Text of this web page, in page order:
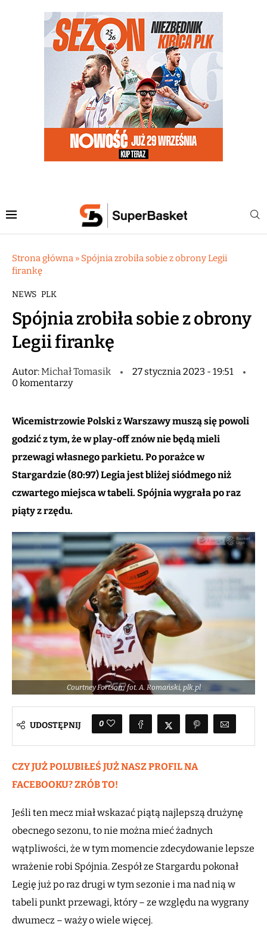
Strona główna » Spójnia zrobiła sobie z obrony Legii
firankę
NEWS PLK
Spójnia zrobiła sobie z obrony
Legii firankę
Autor:Michał Tomasik
27 stycznia 2023 - 19:51
0 komentarzy
Wicemistrzowie Polski z Warszawy muszą się powoli
godzić z tym, że w play-off znów nie będą mieli
przewagi własnego parkietu. Po porażce w
Stargardzie (80:97) Legia jest bliżej siódmego niż
czwartego miejsca w tabeli. Spójnia wygrała po raz
piąty z rzędu.
Courtney Fortson / fot. A. Romański, plk.pl
UDOSTĘPNIJ 0
CZY JUŻ POLUBIŁEŚ JUŻ NASZ PROFIL NA
FACEBOOKU? ZRÓB TO!
Jeśli ten mecz miał wskazać piątą najlepszą drużynę
obecnego sezonu, to nie można mieć żadnych
wątpliwości, że w tym momencie zdecydowanie lepsze
wrażenie robi Spójnia. Zespół ze Stargardu pokonał
Legię już po raz drugi w tym sezonie i ma nad nią w
tabeli punkt przewagi, który – ze względu na wygrany
dwumecz – waży o wiele więcej.